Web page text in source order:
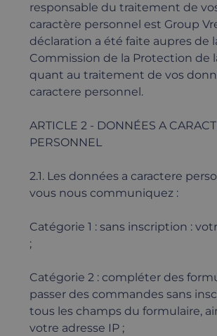
responsable du traitement de
caractère personnel est Group
déclaration a été faite aupres de
Commission de la Protection de
quant au traitement de vos
caractere personnel.
ARTICLE 2 - DONNÉES A
PERSONNEL
2.1. Les données a caractere
vous nous communiquez :
Catégorie 1 : sans inscription :
;
Catégorie 2 : compléter des
passer des commandes sans
tous les champs du formulaire,
votre adresse IP ;